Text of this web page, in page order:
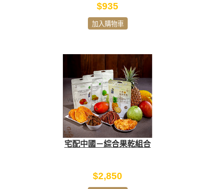
$935
加入購物車
宅配中國－綜合果乾組合
$2,850